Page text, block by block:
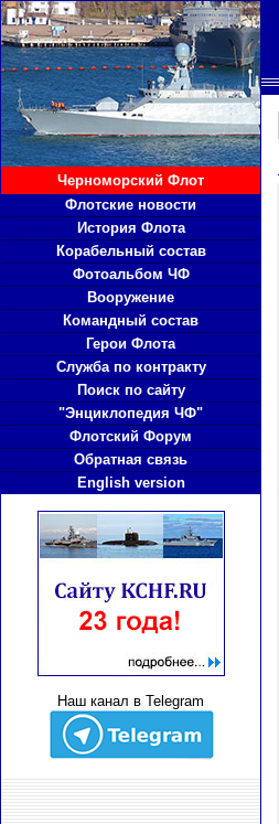
Черноморский Флот
Флотские новости
История Флота
Корабельный состав
Фотоальбом ЧФ
Вооружение
Командный состав
Герои Флота
Служба по контракту
Поиск по сайту
"Энциклопедия ЧФ"
Флотский Форум
Обратная связь
English version
Наш канал в Telegram